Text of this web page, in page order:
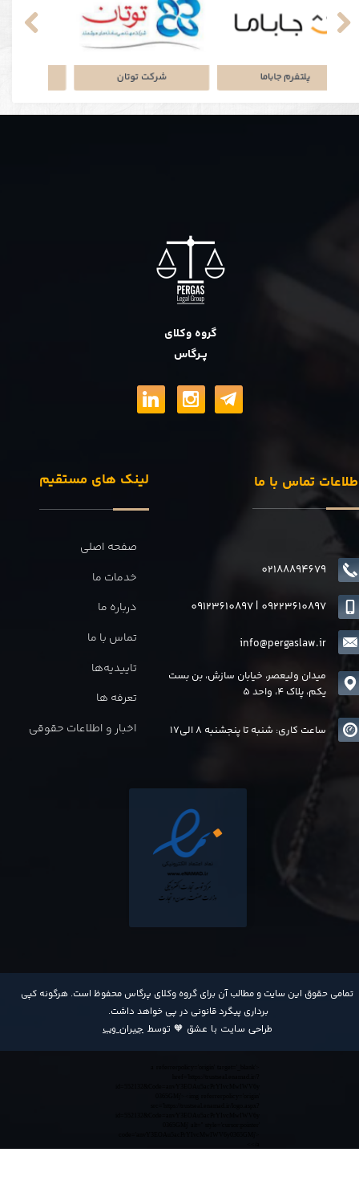
شرکت توتان پلتفرم جاباما
​تمامی حقوق این سایت و مطالب آن برای گروه وکلای پرگاس محفوظ است. هرگونه کپی
برداری پیگرد قانونی در پی خواهد داشت​​​​​​​.
طراحی سایت با عشق 🧡 توسط جیران وب
گروه وکلای
پــرگاس
لینک های مستقیم
صفحه اصلی
خدمات ما
درباره ما
تماس با ما
تاییدیه‌ها
تعرفه ها
اخبار و اطلاعات حقوقی
تماس با ما
02188894679
info@pergaslaw.ir
09123610897| 09223610897
میدان ولیعصر، خیابان سازش، بن بست
یکم، پلاک 4، واحد 5
ساعت کاری: شنبه تا پنجشنبه 8 الی17